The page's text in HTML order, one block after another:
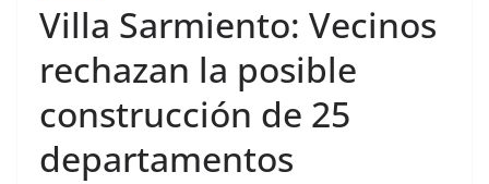
Villa Sarmiento: Vecinos
rechazan la posible
construcción de 25
departamentos